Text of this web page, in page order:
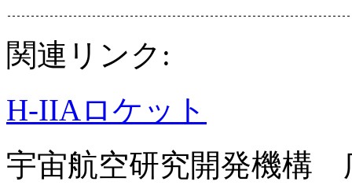
関連リンク:
H-IIAロケット
宇宙航空研究開発機構